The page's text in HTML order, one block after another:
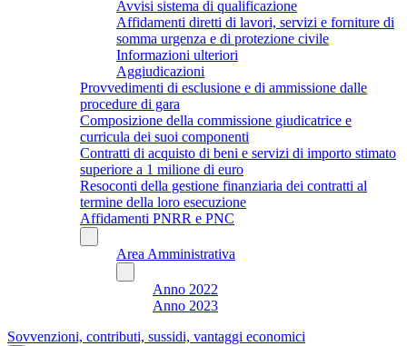
Avvisi sistema di qualificazione
Affidamenti diretti di lavori, servizi e forniture di
somma urgenza e di protezione civile
Informazioni ulteriori
Aggiudicazioni
Provvedimenti di esclusione e di ammissione dalle
procedure di gara
Composizione della commissione giudicatrice e
curricula dei suoi componenti
Contratti di acquisto di beni e servizi di importo stimato
superiore a 1 milione di euro
Resoconti della gestione finanziaria dei contratti al
termine della loro esecuzione
Affidamenti PNRR e PNC
Area Amministrativa
Anno 2022
Anno 2023
Sovvenzioni, contributi, sussidi, vantaggi economici